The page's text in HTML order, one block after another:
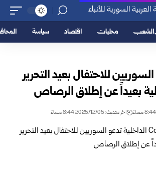
محليات اقتصاد سياسة
للاحتفال بعيد التحرير
بعيداً عن إطلاق الرصاص
اخر تحديث: 2025/12/05 8:44 مساءً